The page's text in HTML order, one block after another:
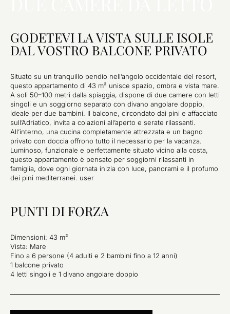
GODETEVI LA VISTA SULLE ISOLE
DAL VOSTRO BALCONE PRIVATO
Situato su un tranquillo pendio nell’angolo occidentale del resort,
questo appartamento di 43 m² unisce spazio, ombra e vista mare.
A soli 50–100 metri dalla spiaggia, dispone di due camere con letti
singoli e un soggiorno separato con divano angolare doppio,
ideale per due bambini. Il balcone, circondato dai pini e affacciato
sull’Adriatico, invita a colazioni all’aperto e serate rilassanti.
All’interno, una cucina completamente attrezzata e un bagno
privato con doccia offrono tutto il necessario per la vacanza.
Luminoso, funzionale e perfettamente situato vicino alla costa,
questo appartamento è pensato per soggiorni rilassanti in
famiglia, dove ogni giornata inizia con luce, panorami e il profumo
dei pini mediterranei. user
PUNTI DI FORZA
Dimensioni: 43 m²
Vista: Mare
Fino a 6 persone (4 adulti e 2 bambini fino a 12 anni)
1 balcone privato
4 letti singoli e 1 divano angolare doppio